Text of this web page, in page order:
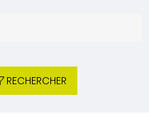
RECHERCHER